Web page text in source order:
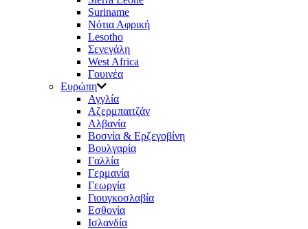
Suriname
Νότια Αφρική
Lesotho
Σενεγάλη
West Africa
Γουινέα
Ευρώπη
Αγγλία
Αζερμπαιτζάν
Αλβανία
Βοσνία & Ερζεγοβίνη
Βουλγαρία
Γαλλία
Γερμανία
Γεωργία
Γιουγκοσλαβία
Εσθονία
Ισλανδία